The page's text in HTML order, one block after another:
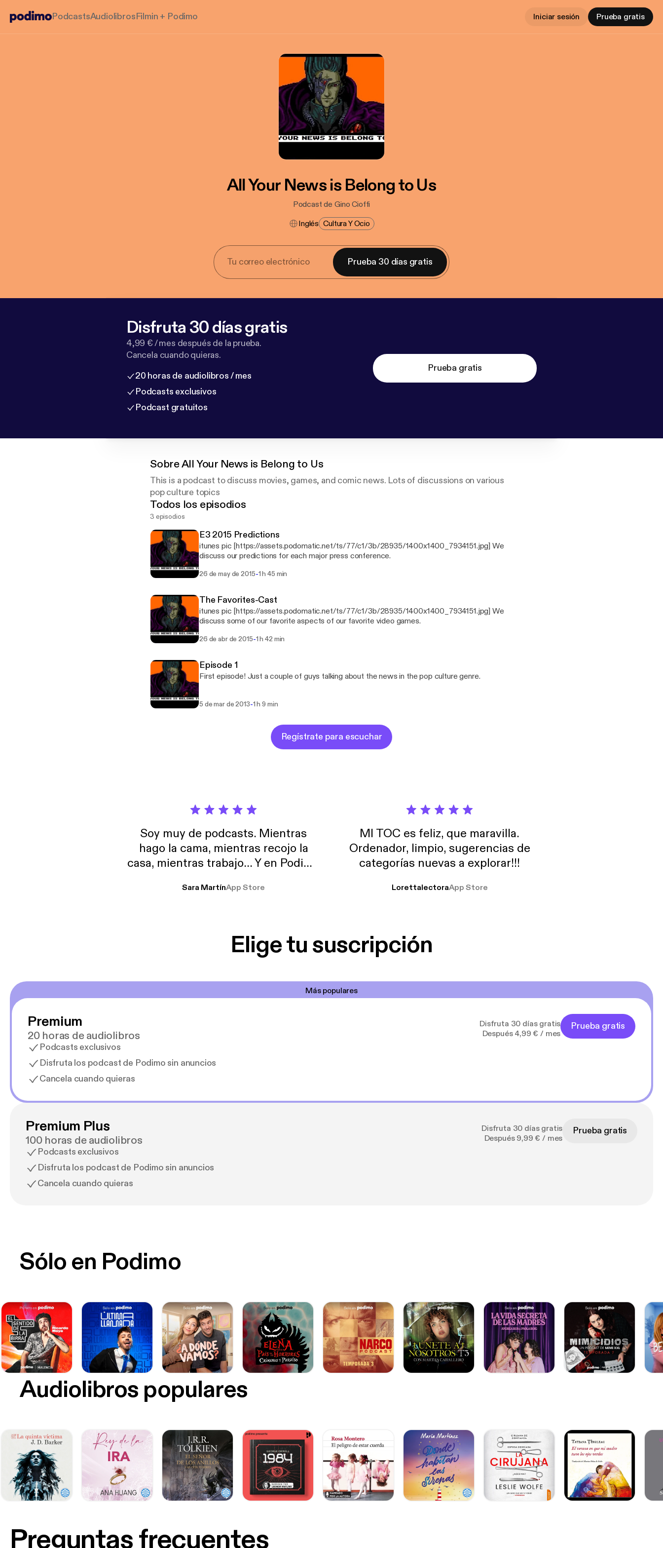
PodcastsAudiolibrosFilmin + Podimo Iniciar sesión Prueba gratis
All Your News is Belong to Us
Podcast de Gino Cioffi
Inglés Cultura Y Ocio
Prueba 30 días gratis
Disfruta 30 días gratis
4,99 € / mes después de la prueba.
Cancela cuando quieras.
20 horas de audiolibros / mes
Podcasts exclusivos
Podcast gratuitos
Prueba gratis
SobreAll Your News is Belong to Us
This is a podcast to discuss movies, games, and comic news. Lots of discussions on various
pop culture topics
Todos los episodios
3 episodios
E3 2015 Predictions
itunes pic [https://assets.podomatic.net/ts/77/c1/3b/28935/1400x1400_7934151.jpg] We
discuss our predictions for each major press conference.
26 de may de 2015-1 h 45 min
The Favorites-Cast
itunes pic [https://assets.podomatic.net/ts/77/c1/3b/28935/1400x1400_7934151.jpg] We
discuss some of our favorite aspects of our favorite video games.
26 de abr de 2015-1 h 42 min
Episode 1
First episode! Just a couple of guys talking about the news in the pop culture genre.
5 de mar de 2013-1 h 9 min
Regístrate para escuchar
Soy muy de podcasts. Mientras
hago la cama, mientras recojo la
casa, mientras trabajo… Y en Podimo
encantan. De emprendimiento, de
Sara MartínApp Store
MI TOC es feliz, que maravilla.
Ordenador, limpio, sugerencias de
categorías nuevas a explorar!!!
LorettalectoraApp Store
Elige tu suscripción
Más populares
Premium
20 horas de audiolibros
Podcasts exclusivos
Disfruta los podcast de Podimo sin anuncios
Cancela cuando quieras
Disfruta 30 días gratis
Después 4,99 € / mes
Prueba gratis
Premium Plus
100 horas de audiolibros
Podcasts exclusivos
Disfruta los podcast de Podimo sin anuncios
Cancela cuando quieras
Disfruta 30 días gratis
Después 9,99 € / mes
Prueba gratis
Sólo en Podimo
Audiolibros populares
Preguntas frecuentes